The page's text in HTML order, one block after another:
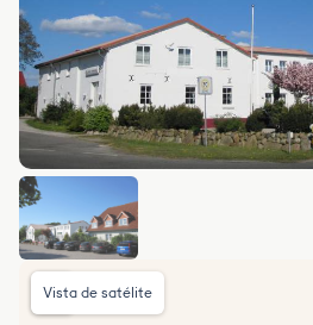
Vista de satélite